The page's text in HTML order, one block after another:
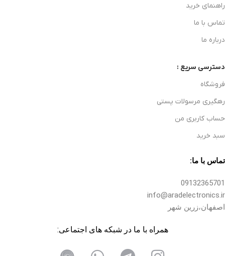
راهنمای خرید
تماس با ما
درباره ما
دسترسی سریع :
فروشگاه
رهگیری مرسولات پستی
حساب کاربری من
سبد خرید
تماس با ما:
09132365701
info@aradelectronics.ir
اصفهان،زرین شهر
همراه با ما در شبکه های اجتماعی: